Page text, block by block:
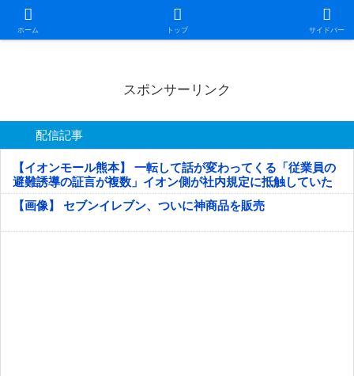
ホーム トップ サイドバー
日本第一！ニュース録
スポンサーリンク
配信記事
【イオンモール熊本】 一転して話が変わってくる「従業員の
避難誘導の証言が複数」イオン側が社内規定に抵触していた
疑い
【画像】 セブンイレブン、ついに神商品を販売